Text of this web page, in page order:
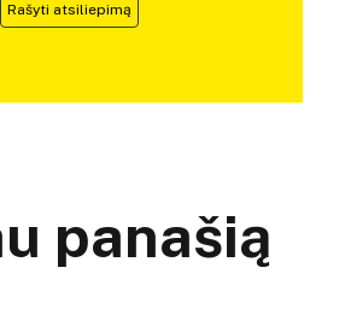
Rašyti atsiliepimą
panašią